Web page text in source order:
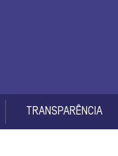
TRANSPARÊNCIA